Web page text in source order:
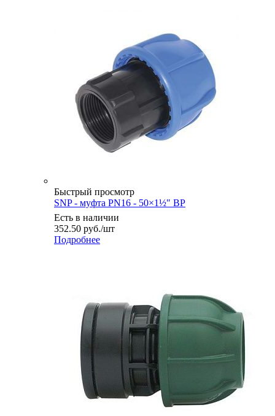
Быстрый просмотр
SNP - муфта PN16 - 50×1½" ВР
Есть в наличии
352.50 руб./шт
Подробнее